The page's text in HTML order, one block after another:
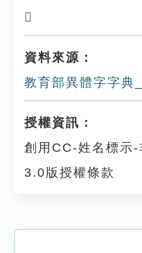
𣴲
資料來源：
教育部異體字字典
授權資訊：
創用CC-姓名標示
3.0版授權條款